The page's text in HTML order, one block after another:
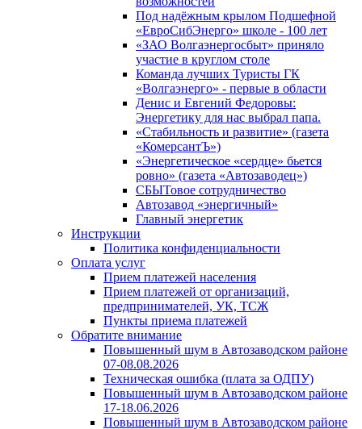
Под надёжным крылом Подшефной
«ЕвроСибЭнерго» школе - 100 лет
«ЗАО Волгаэнергосбыт» приняло
участие в круглом столе
Команда лучших Туристы ГК
«Волгаэнерго» - первые в области
Денис и Евгений Федоровы:
Энергетику для нас выбрал папа.
«Стабильность и развитие» (газета
«КомерсантЪ»)
«Энергетическое «сердце» бьется
ровно» (газета «Автозаводец»)
СБЫТовое сотрудничество
Автозавод «энергичный»
Главный энергетик
Инструкции
Политика конфиденциальности
Оплата услуг
Прием платежей населения
Прием платежей от организаций,
предпринимателей, УК, ТСЖ
Пункты приема платежей
Обратите внимание
Повышенный шум в Автозаводском районе
07-08.08.2026
Техническая ошибка (плата за ОДПУ)
Повышенный шум в Автозаводском районе
17-18.06.2026
Повышенный шум в Автозаводском районе